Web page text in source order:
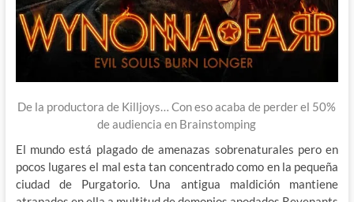
De la productora de Killjoys… Con eso acaba de perder el 50%
de audiencia en Brainstomping
El mundo está plagado de amenazas sobrenaturales pero en
pocos lugares el mal esta tan concentrado como en la pequeña
ciudad de Purgatorio. Una antigua maldición mantiene